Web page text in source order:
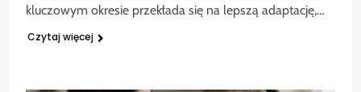
kluczowym okresie przekłada się na lepszą adaptację,…
Czytaj więcej